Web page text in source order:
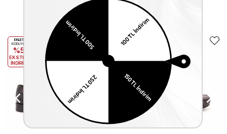
Benzer Ürünler
EKLE5
KODUYLA
%5
EKSTRA
İNDİRİM
EKLE5
KODUYLA
İNDİRİM